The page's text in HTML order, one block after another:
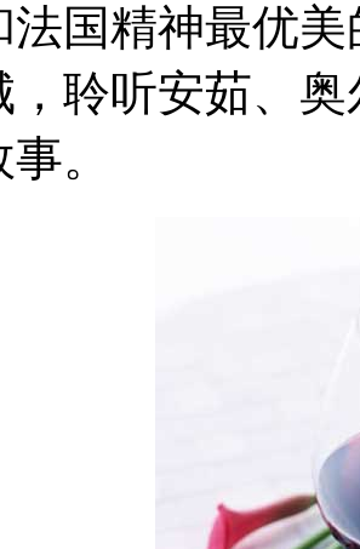
法国精神最优
，聆听安茹、
事。